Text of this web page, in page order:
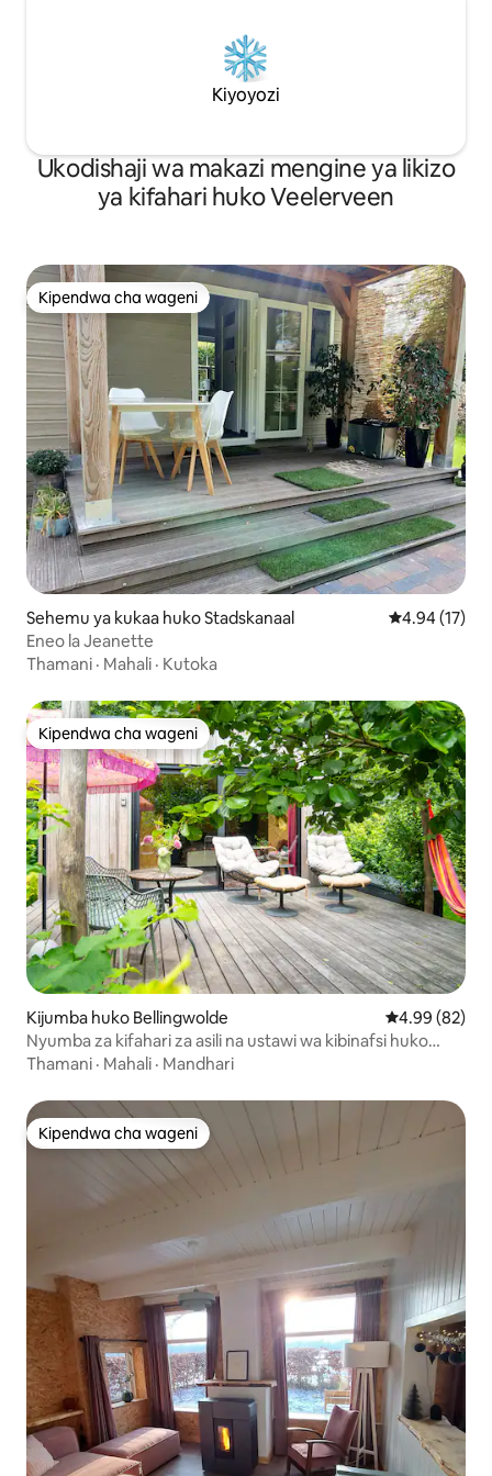
Kiyoyozi
Ukodishaji wa makazi mengine ya likizo
ya kifahari huko Veelerveen
Kipendwa cha wageni
Kipendwa cha wageni
Sehemu ya kukaa huko Stadskanaal Ukadiriaji wa
4.94 (17)
Eneo la Jeanette
Thamani · Mahali · Kutoka
Kipendwa cha wageni
Kipendwa cha wageni
Kijumba huko Bellingwolde Ukadiriaji wa
4.99 (82)
Nyumba za kifahari za asili na ustawi wa kibinafsi huko
Westerwolde
Thamani · Mahali · Mandhari
Kipendwa cha wageni
Kipendwa cha wageni